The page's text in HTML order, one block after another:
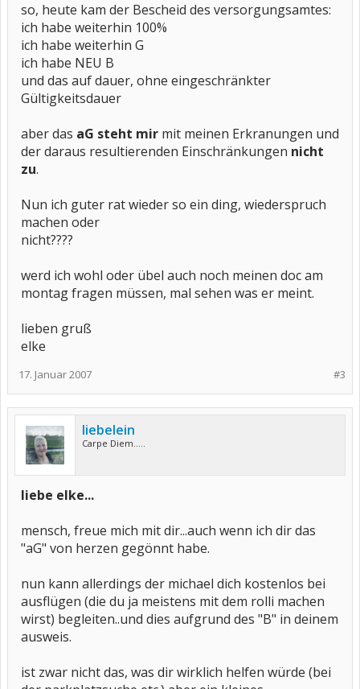
so, heute kam der Bescheid des versorgungsamtes:
ich habe weiterhin 100%
ich habe weiterhin G
ich habe NEU B
und das auf dauer, ohne eingeschränkter
Gültigkeitsdauer
aber das aG steht mir mit meinen Erkranungen und
der daraus resultierenden Einschränkungen nicht
zu.
Nun ich guter rat wieder so ein ding, wiederspruch
machen oder
nicht????
werd ich wohl oder übel auch noch meinen doc am
montag fragen müssen, mal sehen was er meint.
lieben gruß
elke
#3
17. Januar 2007
liebelein
Carpe Diem.....
liebe elke...
mensch, freue mich mit dir...auch wenn ich dir das
"aG" von herzen gegönnt habe.
nun kann allerdings der michael dich kostenlos bei
ausflügen (die du ja meistens mit dem rolli machen
wirst) begleiten..und dies aufgrund des "B" in deinem
ausweis.
ist zwar nicht das, was dir wirklich helfen würde (bei